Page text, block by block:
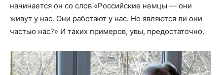
начинается он со слов «Российские немцы — они
живут у нас. Они работают у нас. Но являются ли они
частью нас?» И таких примеров, увы, предостаточно.